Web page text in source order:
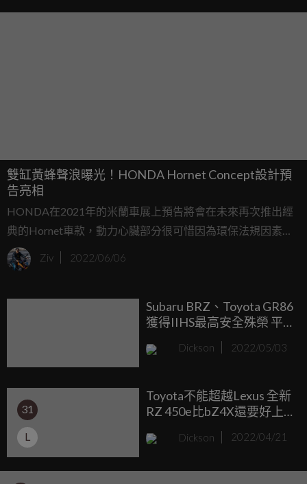
雙缸黃蜂聲浪曝光！HONDA Hornet Concept設計預
告亮相
HONDA在2021年的米蘭車展上預告將會在未來再次推出經
典的Hornet車款，動力心臟部分很可惜因為環保法規因素，
有可能從經典的直列四缸引擎改為並列雙缸，但近日
HONDA也在社群媒體上釋出全新Hornet Concept概念車的
Ziv 2022/06/06
Subaru BRZ、Toyota GR86
獲得IIHS最高安全殊榮 平
價跑車安全性也很好
Dickson 2022/05/03
31
L
Toyota不能超越Lexus 全新
RZ 450e比bZ4X還要好上
Dickson 2022/04/21